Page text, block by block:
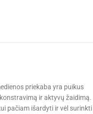
priekaba yra puikus
ir aktyvų žaidimą.
pačiam išardyti ir vėl surinkti